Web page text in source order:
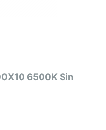
6500K Sin